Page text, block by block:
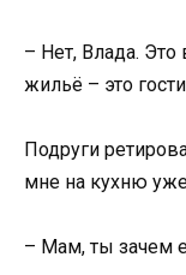
– Нет, Влада. Это
жильё – это
Подруги
мне на кухню
– Мам, ты зачем